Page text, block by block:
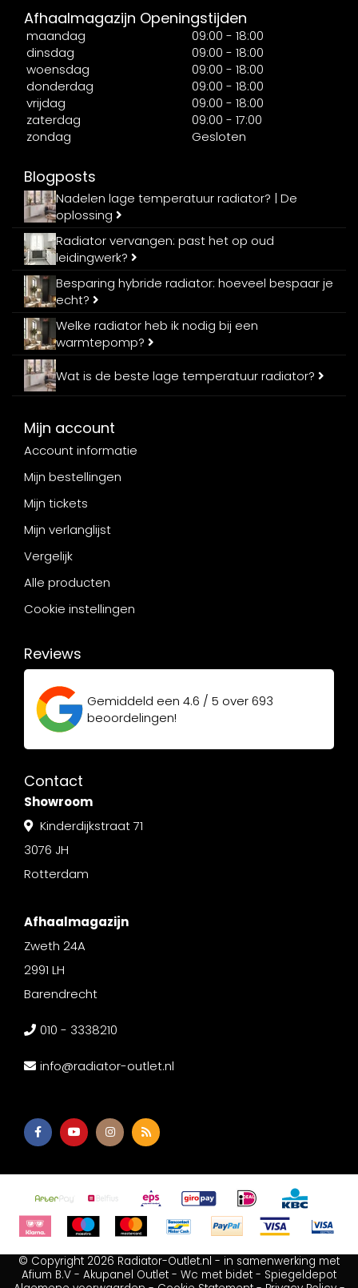
Afhaalmagazijn Openingstijden
maandag
09:00 - 18:00
dinsdag
09:00 - 18:00
woensdag
09:00 - 18:00
donderdag
09:00 - 18:00
vrijdag
09:00 - 18:00
zaterdag
09:00 - 17:00
zondag
Gesloten
Blogposts
Nadelen lage temperatuur radiator? | De
oplossing
Radiator vervangen: past het op oud
leidingwerk?
Besparing hybride radiator: hoeveel bespaar je
echt?
Welke radiator heb ik nodig bij een
warmtepomp?
Wat is de beste lage temperatuur radiator?
Mijn account
Account informatie
Mijn bestellingen
Mijn tickets
Mijn verlanglijst
Vergelijk
Alle producten
Cookie instellingen
Reviews
Gemiddeld een 4.6 / 5 over693
beoordelingen!
Contact
Showroom
Kinderdijkstraat 71
3076 JH
Rotterdam
Afhaalmagazijn
Zweth 24A
2991 LH
Barendrecht
010 - 3338210
info@radiator-outlet.nl
© Copyright 2026 Radiator-Outlet.nl - in samenwerking met
Afium B.V - Akupanel Outlet - Wc met bidet - Spiegeldepot